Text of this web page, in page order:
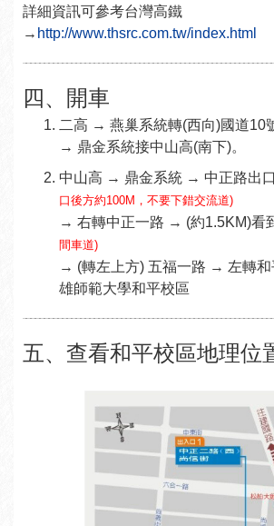
詳細資訊可參考台灣高鐵
→ http://www.thsrc.com.tw/index.html
四、開車
二高 → 燕巢系統轉(西向)國道10
→ 鼎金系統接中山高(南下)。
中山高 → 鼎金系統 → 中正路出口
口後方約100M，不要下錯交流道)
→ 右轉中正一路 → (約1.5KM)看
間車道)
→ (轉左上方) 五福一路 → 左轉
雄師範大學和平校區
五、查看和平校區地理位